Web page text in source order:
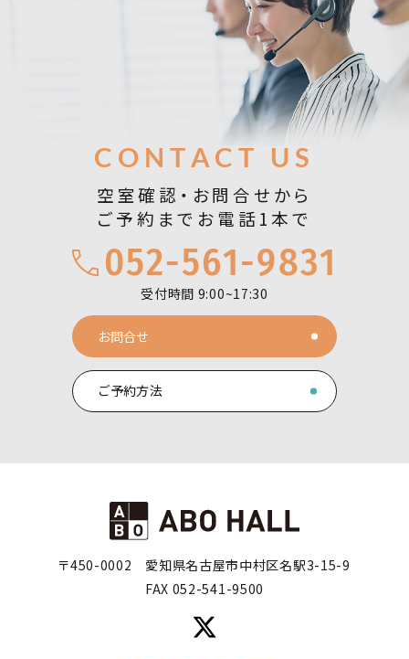
お問合せ
CONTACT US
空室確認・お問合せから
ご予約までお電話1本で
052-561-9831
受付時間 9:00~17:30
お問合せ
ご予約方法
〒450-0002
愛知県名古屋市中村区名駅3-15-9
FAX 052-541-9500